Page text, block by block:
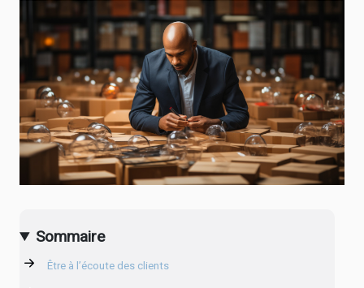
Sommaire
Être à l’écoute des clients